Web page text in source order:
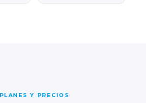
PLANES Y PRECIOS